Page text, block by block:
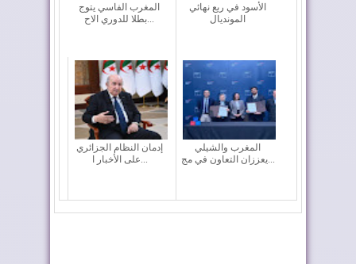
المغرب الفاسي يتوج
الأسود في ربع نهائي
المونديال
إدمان النظام الجزائري
المغرب والشيلي
يعززان التعاون في مج...